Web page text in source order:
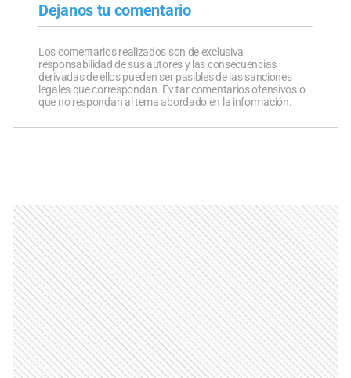
Dejanos tu comentario
Los comentarios realizados son de exclusiva
responsabilidad de sus autores y las consecuencias
derivadas de ellos pueden ser pasibles de las sanciones
legales que correspondan. Evitar comentarios ofensivos o
que no respondan al tema abordado en la información.